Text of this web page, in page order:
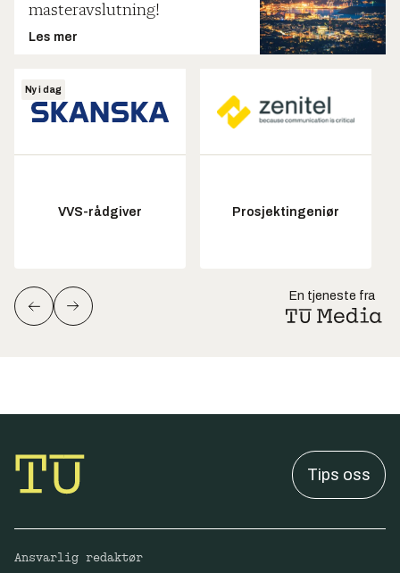
masteravslutning!
Les mer
Ny i dag
VVS-rådgiver Prosjektingeniør
En tjeneste fra
Tips oss
Ansvarlig redaktør